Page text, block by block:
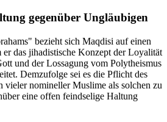
gegenüber Ungläubigen
bezieht sich Maqdisi auf einen
er das jihadistische Konzept der Loyalität
und der Lossagung vom Polytheismus
Demzufolge sei es die Pflicht des
vieler nomineller Muslime als solchen zu
eine offen feindselige Haltung